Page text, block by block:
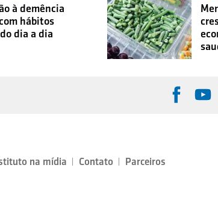
à demência
hábitos
dia a dia
na mídia Contato Parceiros